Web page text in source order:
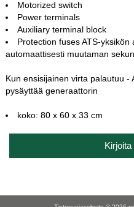
Motorized switch
Power terminals
Auxiliary terminal block
Protection fuses ATS-
automaattisesti muutaman
Kun ensisijainen virta palautuu -
pysäyttää generaattorin
koko: 80 x 60 x 33 cm